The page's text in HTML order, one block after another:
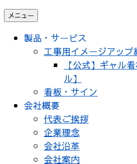
メニュー
製品・サービス
工事用イメージアップ
【公式】ギャル
ル】
看板・サイン
会社概要
代表ご挨拶
企業理念
会社沿革
会社案内